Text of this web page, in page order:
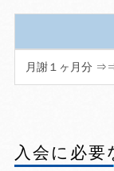
月謝１ヶ月分
入会に必要